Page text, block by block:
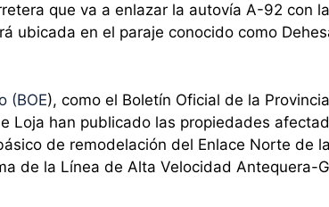
que va a enlazar la autovía A-92 con
ubicada en el paraje conocido como
(BOE), como el Boletín Oficial de la
Loja han publicado las propiedades
de remodelación del Enlace Norte de
de la Línea de Alta Velocidad Antequera-